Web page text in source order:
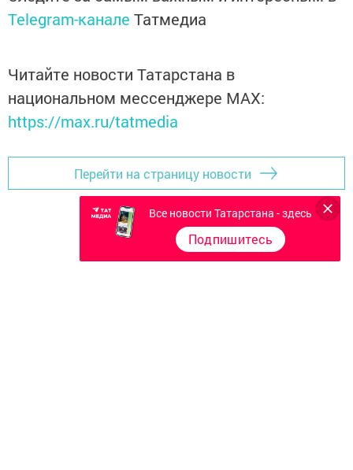
Telegram-канале Татмедиа
Читайте новости Татарстана в
национальном мессенджере MАХ:
https://max.ru/tatmedia
Перейти на страницу новости
Все новости Татарстана - здесь
Подпишитесь